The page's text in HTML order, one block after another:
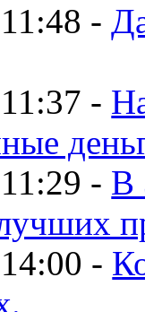
-
-
- В
-